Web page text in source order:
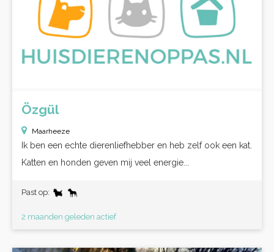
Özgül
Maarheeze
Ik ben een echte dierenliefhebber en heb zelf ook een kat.
Katten en honden geven mij veel energie...
Past op:
2 maanden geleden actief